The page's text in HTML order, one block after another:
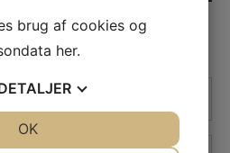
brug af cookies og
her.
OK